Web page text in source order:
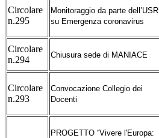
Circolare
n.295
Monitoraggio da parte dell’USR
su Emergenza coronavirus
Circolare
n.294
Chiusura sede di MANIACE
Circolare
n.293
Convocazione Collegio dei
Docenti
PROGETTO “Vivere l'Europa: